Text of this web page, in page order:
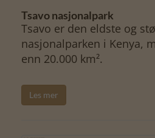
Tsavo nasjonalpark
Tsavo er den eldste og
nasjonalparken i Kenya,
enn 20.000 km².
Les mer